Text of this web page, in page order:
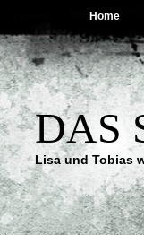
Home
DAS
Lisa und Tobias